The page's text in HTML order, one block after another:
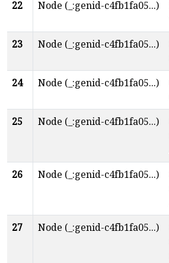
22 Node (_:genid-c4fb1fa05...)
23
Node (_:genid-c4fb1fa05...)
24
Node (_:genid-c4fb1fa05...)
25
Node (_:genid-c4fb1fa05...)
26 Node (_:genid-c4fb1fa05...)
27 Node (_:genid-c4fb1fa05...)